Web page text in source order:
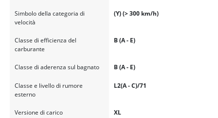
Simbolo della categoria di
velocità
(Y) (> 300 km/h)
Classe di efficienza del
carburante
B (A - E)
Classe di aderenza sul bagnato B (A - E)
Classe e livello di rumore
esterno
L2(A - C)/71
Versione di carico XL